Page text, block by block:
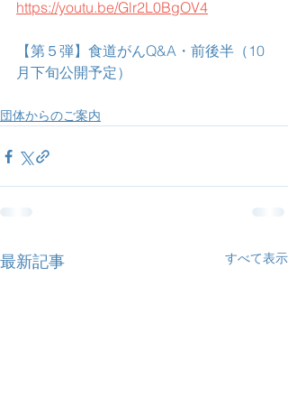
https://youtu.be/Glr2L0BgOV4
【第５弾】食道がんQ&A・前後半（10
月下旬公開予定）
団体からのご案内
最新記事 すべて表示